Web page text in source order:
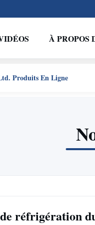
À PROPOS
Produits En Ligne
réfrigération